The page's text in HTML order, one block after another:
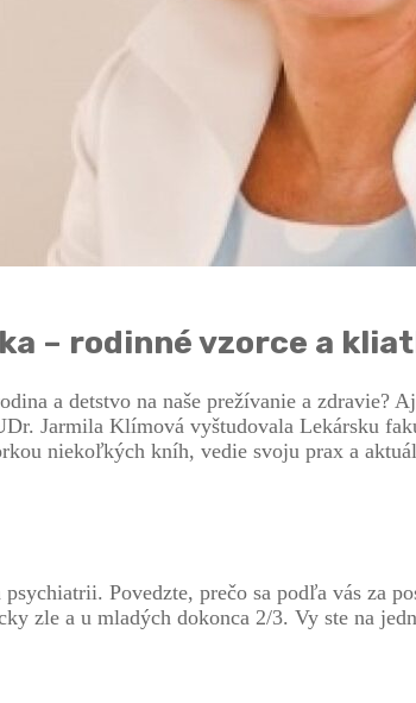
– rodinné vzorce a
a detstvo na naše prežívanie a zdravie?
Jarmila Klímová vyštudovala Lekársku
niekoľkých kníh, vedie svoju prax a
Povedzte, prečo sa podľa vás za
zle a u mladých dokonca 2/3. Vy ste na